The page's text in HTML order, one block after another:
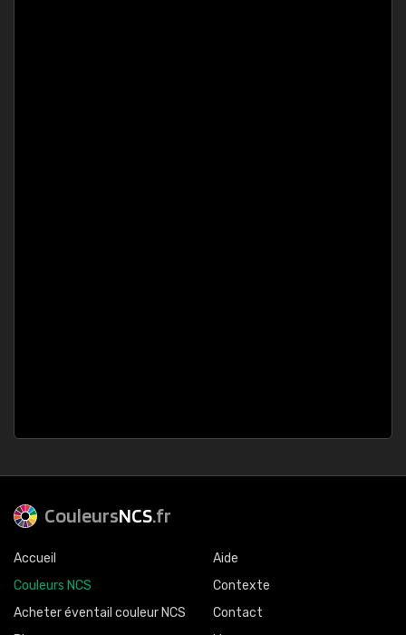
CouleursNCS.fr
Accueil
Couleurs NCS
Acheter éventail couleur NCS
Aide
Contexte
Contact